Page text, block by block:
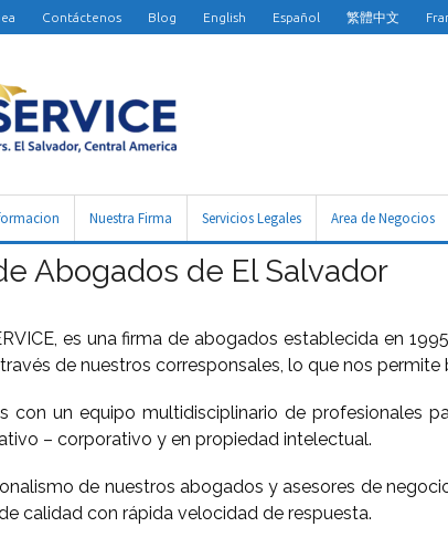
Contáctenos Blog English Español 繁體中文
Nuestra Firma Servicios Legales Area de Negocios
Abogados de El Salvador
es una firma de abogados establecida en
de nuestros corresponsales, lo que nos
con un equipo multidisciplinario de profesionales
– corporativo y en propiedad intelectual.
de nuestros abogados y asesores de
calidad con rápida velocidad de respuesta.